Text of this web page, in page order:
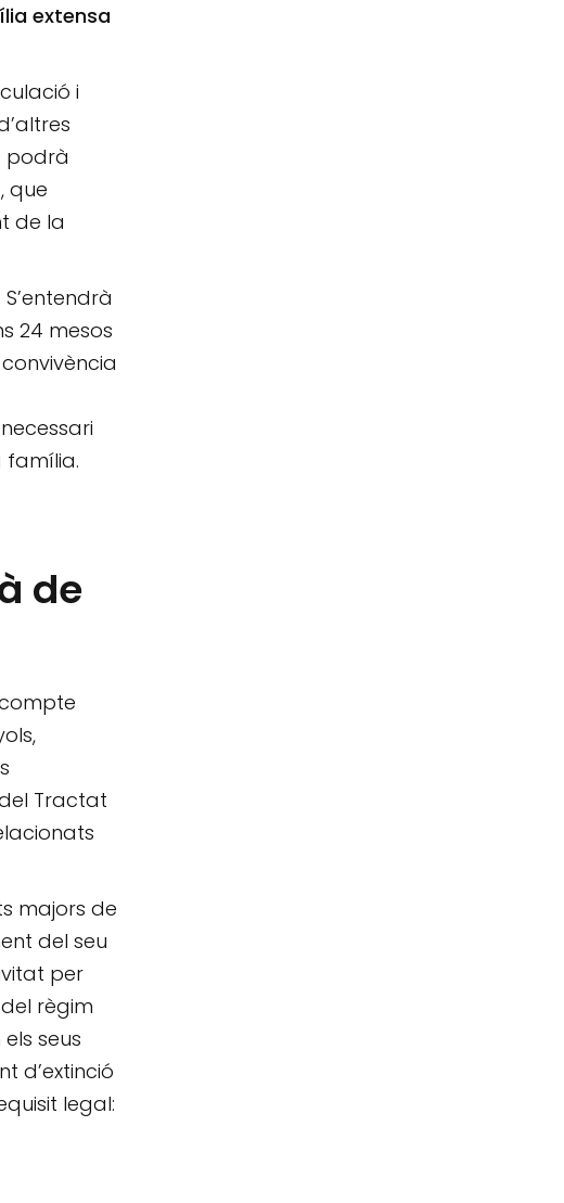
extensa
i
podrà
que
de la
24 mesos
família.
de
Tractat
majors de
del seu
per
règim
seus
d’extinció
legal: